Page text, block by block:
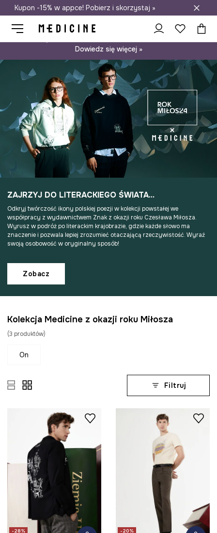
Darmowa dostawa do salonów
Kupon -15% w appce! Pobierz i skorzystaj »
Dowiedz się więcej »
ZAJRZYJ DO LITERACKIEGO ŚWIATA...
Odkryj twórczość ikony polskiej poezji w kolekcji powstałej we
współpracy z wydawnictwem Znak z okazji roku Czesława Miłosza.
Wyrusz w podróż po literackim krajobrazie, gdzie każde słowo ma
znaczenie i pozwala lepiej zrozumieć otaczającą rzeczywistość. Wyraź
swoją osobowość w oryginalny sposób!
Zobacz
Kolekcja Medicine z okazji roku Miłosza
(3 produktów)
on
Filtruj
-28%
-20%